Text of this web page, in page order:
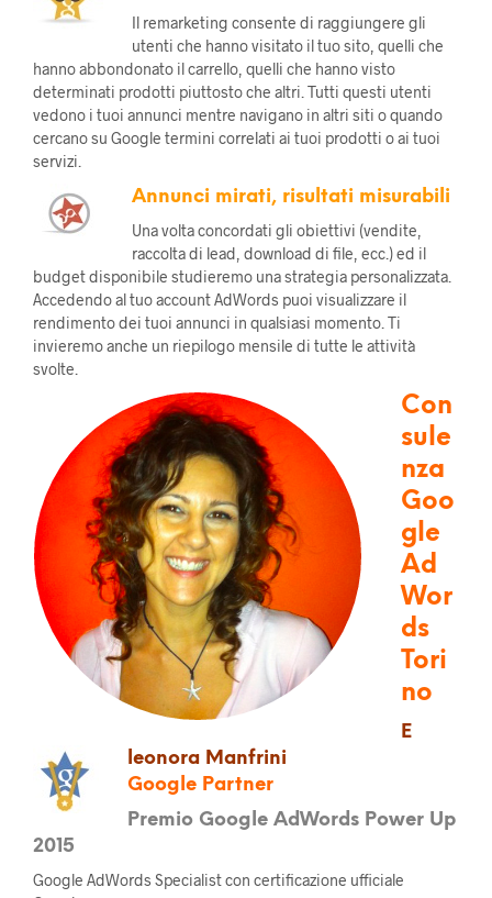
Il remarketing consente di raggiungere gli
utenti che hanno visitato il tuo sito, quelli che
hanno abbondonato il carrello, quelli che hanno visto
determinati prodotti piuttosto che altri. Tutti questi utenti
vedono i tuoi annunci mentre navigano in altri siti o quando
cercano su Google termini correlati ai tuoi prodotti o ai tuoi
servizi.
Annunci mirati, risultati misurabili
Una volta concordati gli obiettivi (vendite,
raccolta di lead, download di file, ecc.) ed il
budget disponibile studieremo una strategia personalizzata.
Accedendo al tuo account AdWords puoi visualizzare il
rendimento dei tuoi annunci in qualsiasi momento. Ti
invieremo anche un riepilogo mensile di tutte le attività
svolte.
Con
sule
nza
Goo
gle
Ad
Wor
ds
Tori
no
E
leonora Manfrini
Google Partner
Premio Google AdWords Power Up
2015
Google AdWords Specialist con certificazione ufficiale